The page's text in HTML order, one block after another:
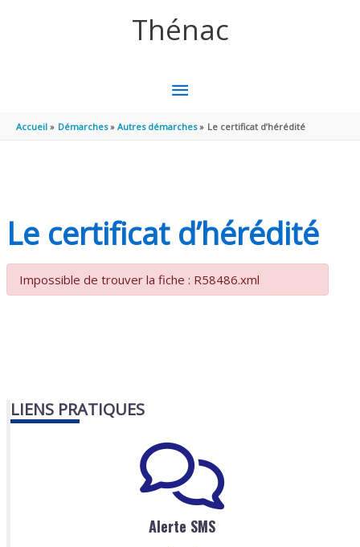
Thénac
MENU
PRINCIPAL
Accueil Démarches Autres démarches Le certificat d’hérédité
Le certificat d’hérédité
Impossible de trouver la fiche : R58486.xml
LIENS PRATIQUES
Alerte SMS